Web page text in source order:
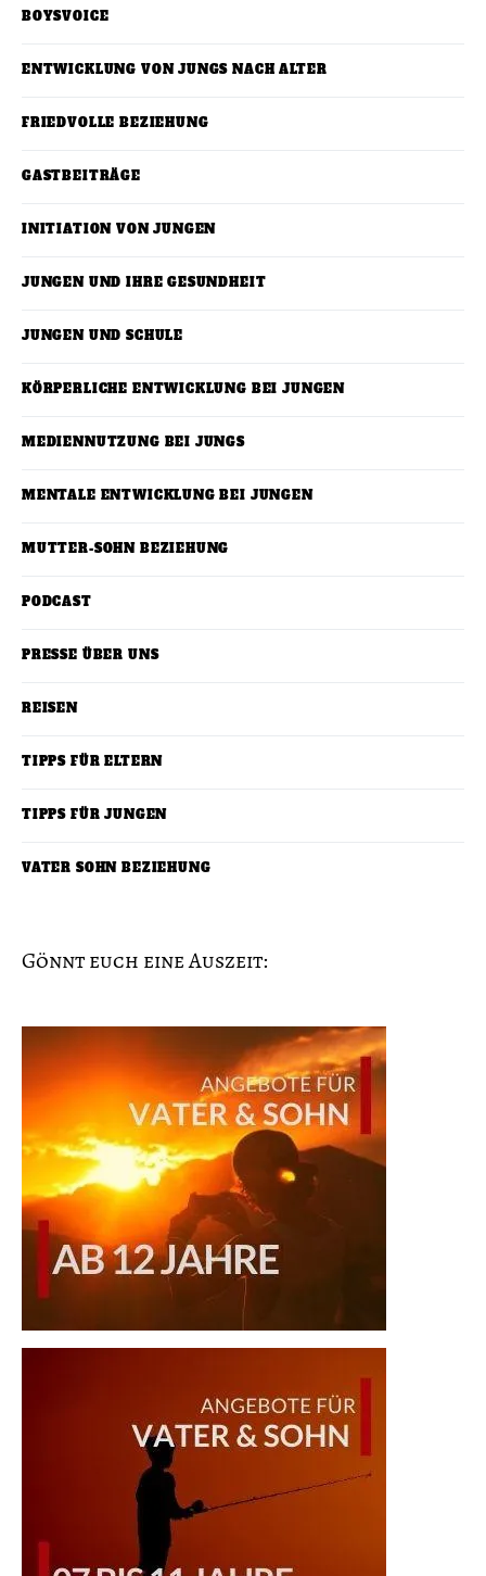
BOYSVOICE
ENTWICKLUNG VON JUNGS NACH ALTER
FRIEDVOLLE BEZIEHUNG
GASTBEITRÄGE
INITIATION VON JUNGEN
JUNGEN UND IHRE GESUNDHEIT
JUNGEN UND SCHULE
KÖRPERLICHE ENTWICKLUNG BEI JUNGEN
MEDIENNUTZUNG BEI JUNGS
MENTALE ENTWICKLUNG BEI JUNGEN
MUTTER-SOHN BEZIEHUNG
PODCAST
PRESSE ÜBER UNS
REISEN
TIPPS FÜR ELTERN
TIPPS FÜR JUNGEN
VATER SOHN BEZIEHUNG
Gönnt euch eine Auszeit: